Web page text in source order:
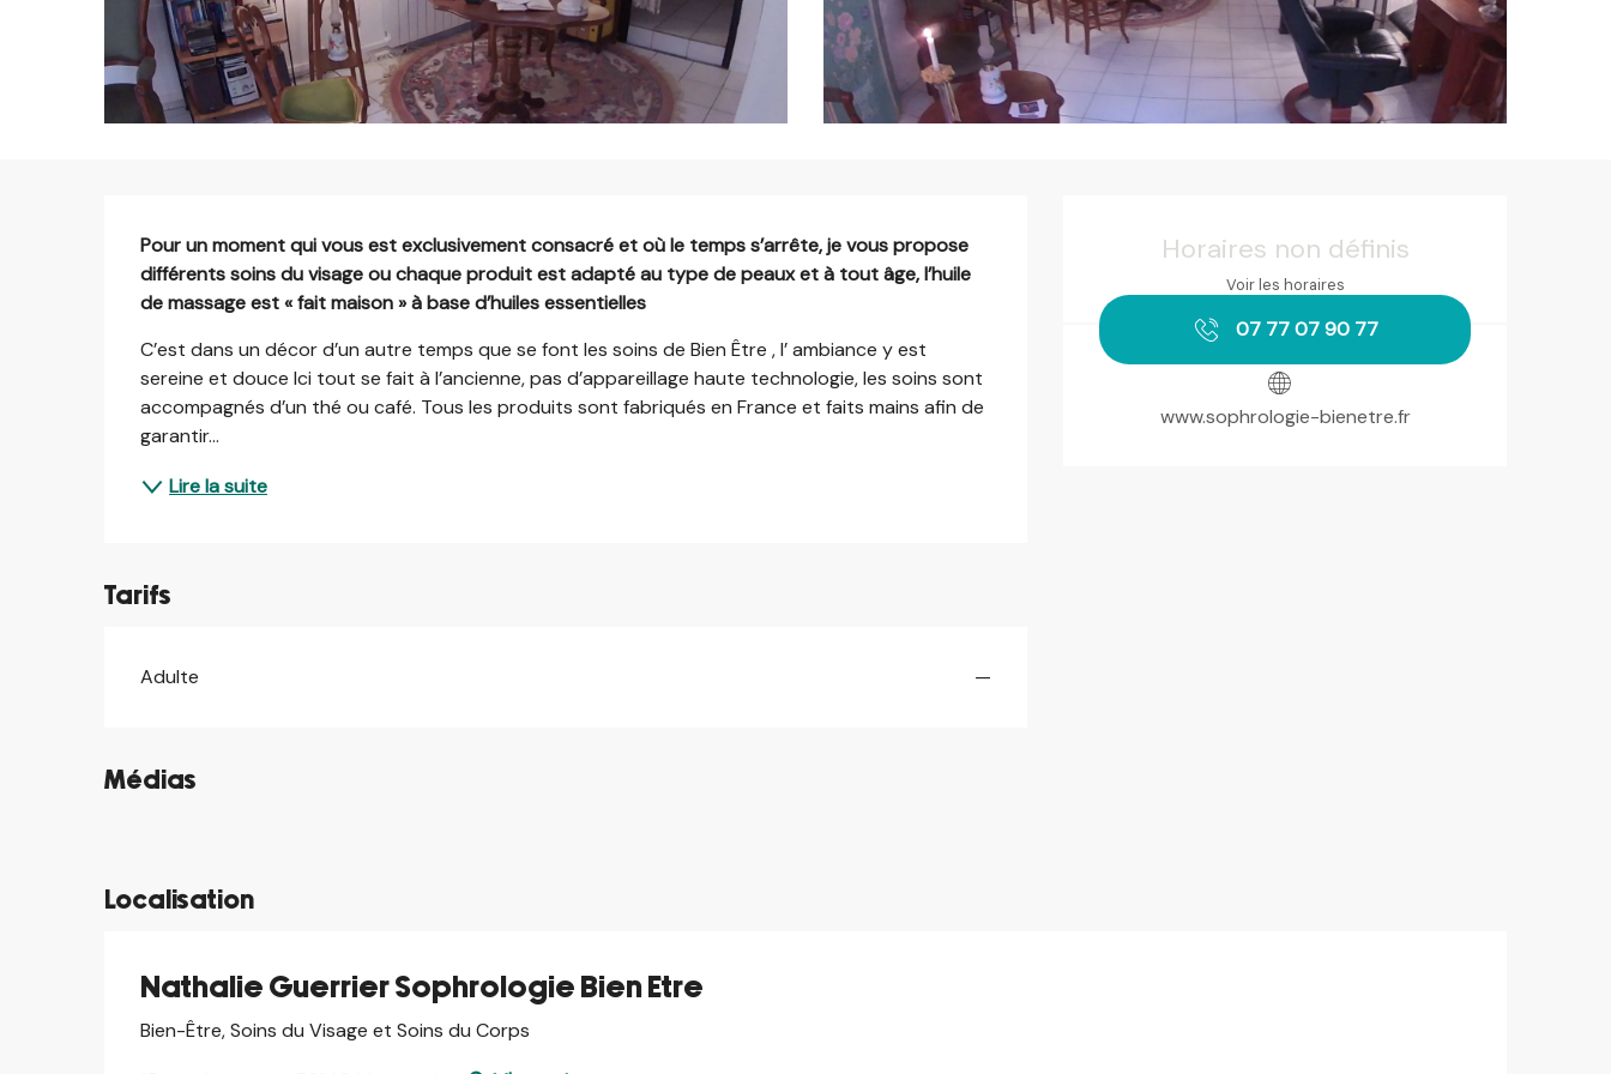
Horaires non définis
Voir les horaires
07 77 07 90 77
www.sophrologie-bienetre.fr
Pour un moment qui vous est exclusivement consacré et où le temps s’arrête, je vous propose
différents soins du visage ou chaque produit est adapté au type de peaux et à tout âge, l’huile
de massage est « fait maison » à base d’huiles essentielles
C’est dans un décor d’un autre temps que se font les soins de Bien Être , l’ ambiance y est
sereine et douce Ici tout se fait à l’ancienne, pas d’appareillage haute technologie, les soins sont
accompagnés d’un thé ou café. Tous les produits sont fabriqués en France et faits mains afin de
garantir...
Lire la suite
Tarifs
Tarifs 2026
Adulte —
Médias
©
Localisation
Nathalie Guerrier Sophrologie Bien Etre
Bien-Être, Soins du Visage et Soins du Corps